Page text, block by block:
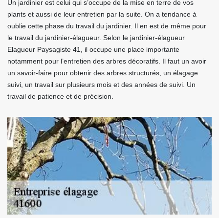
Un jardinier est celui qui s’occupe de la mise en terre de vos
plants et aussi de leur entretien par la suite. On a tendance à
oublie cette phase du travail du jardinier. Il en est de même pour
le travail du jardinier-élagueur. Selon le jardinier-élagueur
Elagueur Paysagiste 41, il occupe une place importante
notamment pour l’entretien des arbres décoratifs. Il faut un avoir
un savoir-faire pour obtenir des arbres structurés, un élagage
suivi, un travail sur plusieurs mois et des années de suivi. Un
travail de patience et de précision.